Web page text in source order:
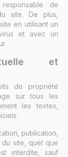
de
site. De plus,
en utilisant un
et avec un
et
de propriété
sur tous les
les textes,
publication,
site, quel que
interdite, sauf